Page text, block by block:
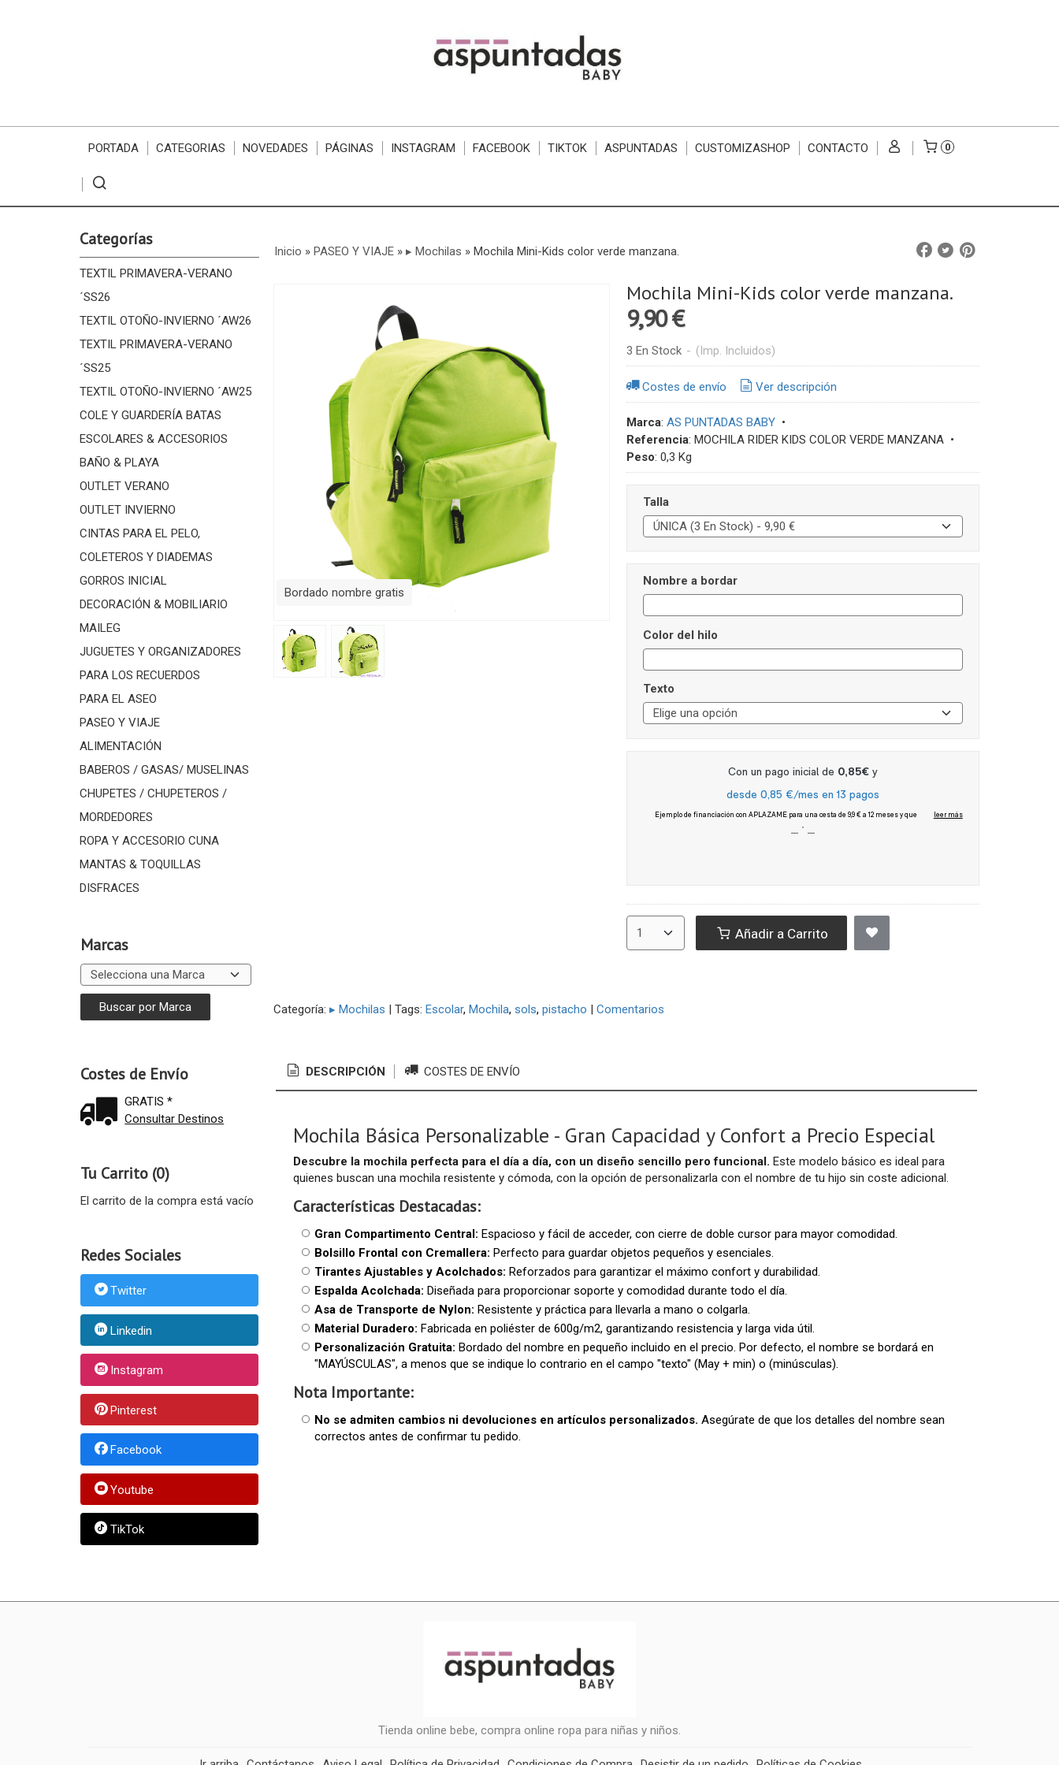
PORTADA CATEGORIAS NOVEDADES PÁGINAS INSTAGRAM FACEBOOK TIKTOK ASPUNTADAS CUSTOMIZASHOP CONTACTO 0
Categorías
TEXTIL PRIMAVERA-VERANO
´SS26
TEXTIL OTOÑO-INVIERNO ´AW26
TEXTIL PRIMAVERA-VERANO
´SS25
TEXTIL OTOÑO-INVIERNO ´AW25
COLE Y GUARDERÍA BATAS
ESCOLARES & ACCESORIOS
BAÑO & PLAYA
OUTLET VERANO
OUTLET INVIERNO
CINTAS PARA EL PELO,
COLETEROS Y DIADEMAS
GORROS INICIAL
DECORACIÓN & MOBILIARIO
MAILEG
JUGUETES Y ORGANIZADORES
PARA LOS RECUERDOS
PARA EL ASEO
PASEO Y VIAJE
ALIMENTACIÓN
BABEROS / GASAS/ MUSELINAS
CHUPETES / CHUPETEROS /
MORDEDORES
ROPA Y ACCESORIO CUNA
MANTAS & TOQUILLAS
DISFRACES
Marcas
Costes de Envío
GRATIS *
Consultar Destinos
Tu Carrito (0)
El carrito de la compra está vacío
Redes Sociales
Twitter
Linkedin
Instagram
Pinterest
Facebook
Youtube
TikTok
Inicio » PASEO Y VIAJE» ▸ Mochilas » Mochila Mini-Kids color verde manzana.
Bordado nombre gratis
Mochila Mini-Kids color verde manzana.
9,90 €
3 En Stock - (Imp. Incluidos)
Costes de envío Ver descripción
Marca: AS PUNTADAS BABY•
Referencia: MOCHILA RIDER KIDS COLOR VERDE MANZANA•
Peso: 0,3 Kg
Talla
Nombre a bordar
Color del hilo
Texto
Añadir a Carrito
Categoría: ▸ Mochilas | Tags: Escolar Mochila sols pistacho | Comentarios
DESCRIPCIÓN COSTES DE ENVÍO
Mochila Básica Personalizable - Gran Capacidad y Confort a Precio Especial
Descubre la mochila perfecta para el día a día, con un diseño sencillo pero funcional. Este modelo básico es ideal para
quienes buscan una mochila resistente y cómoda, con la opción de personalizarla con el nombre de tu hijo sin coste adicional.
Características Destacadas:
Gran Compartimento Central: Espacioso y fácil de acceder, con cierre de doble cursor para mayor comodidad.
Bolsillo Frontal con Cremallera: Perfecto para guardar objetos pequeños y esenciales.
Tirantes Ajustables y Acolchados: Reforzados para garantizar el máximo confort y durabilidad.
Espalda Acolchada: Diseñada para proporcionar soporte y comodidad durante todo el día.
Asa de Transporte de Nylon: Resistente y práctica para llevarla a mano o colgarla.
Material Duradero: Fabricada en poliéster de 600g/m2, garantizando resistencia y larga vida útil.
Personalización Gratuita: Bordado del nombre en pequeño incluido en el precio. Por defecto, el nombre se bordará en
"MAYÚSCULAS", a menos que se indique lo contrario en el campo "texto" (May + min) o (minúsculas).
Nota Importante:
No se admiten cambios ni devoluciones en artículos personalizados. Asegúrate de que los detalles del nombre sean
correctos antes de confirmar tu pedido.
Tienda online bebe, compra online ropa para niñas y niños.